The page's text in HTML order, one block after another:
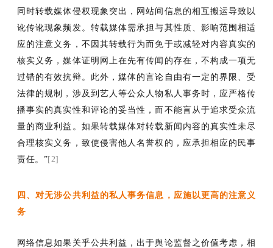
同时转载媒体侵权现象突出，网站间信息的相互搬运导致以
讹传讹现象频发。转载媒体需承担与其性质、影响范围相适
应的注意义务， 不因其转载行为而免于或减轻对内容真实的
核实义务，媒体证明网上在先有传闻的存在，不构成一项无
过错的有效抗辩。此外，媒体的言论自由有一定的界限、受
法律的规制，涉及到艺人等公众人物私人事务时，应严格传
播事实的真实性和评论的妥当性，而不能盲从于追求受众流
量的商业利益。如果转载媒体对转载新闻内容的真实性未尽
合理核实义务，致使侵害他人名誉权的，应承担相应的民事
责任。 ”[2]
四、对无涉公共利益的私人事务信息，应施以更高的注意义
务
网络信息如果关乎公共利益，出于舆论监督之价值考虑，相